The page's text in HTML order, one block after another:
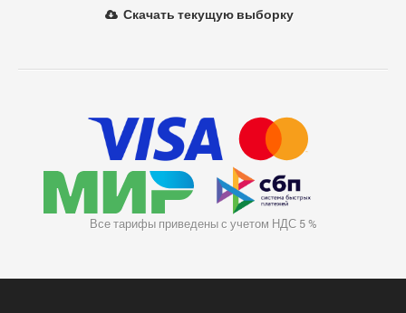
Скачать текущую выборку
Все тарифы приведены с учетом НДС 5 %